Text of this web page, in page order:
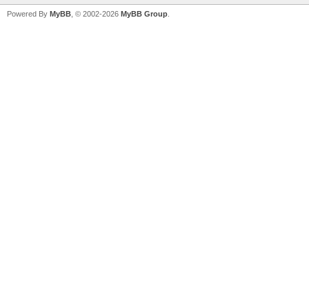
Powered By MyBB , © 2002-2026 MyBB Group